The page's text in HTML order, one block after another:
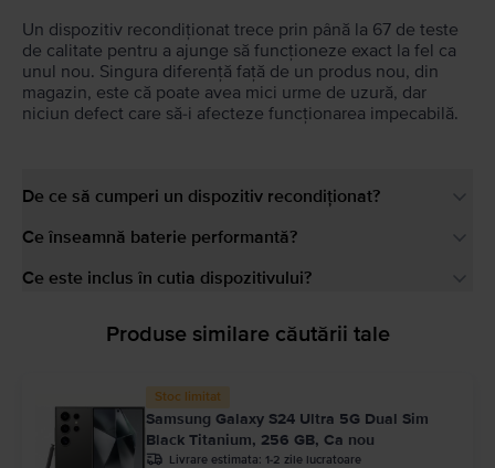
Un dispozitiv recondiționat trece prin până la 67 de teste
de calitate pentru a ajunge să funcționeze exact la fel ca
unul nou. Singura diferență față de un produs nou, din
magazin, este că poate avea mici urme de uzură, dar
niciun defect care să-i afecteze funcționarea impecabilă.
De ce să cumperi un dispozitiv recondiționat?
Ce înseamnă baterie performantă?
Ce este inclus în cutia dispozitivului?
Produse similare căutării tale
Stoc limitat
Samsung Galaxy S24 Ultra 5G Dual Sim
Black Titanium, 256 GB, Ca nou
Livrare estimata: 1-2 zile lucratoare